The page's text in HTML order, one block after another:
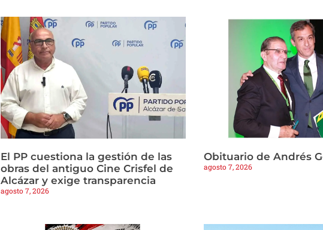
El PP cuestiona la gestión de las
obras del antiguo Cine Crisfel de
Alcázar y exige transparencia
agosto 7, 2026
Obituario de Andrés
agosto 7, 2026